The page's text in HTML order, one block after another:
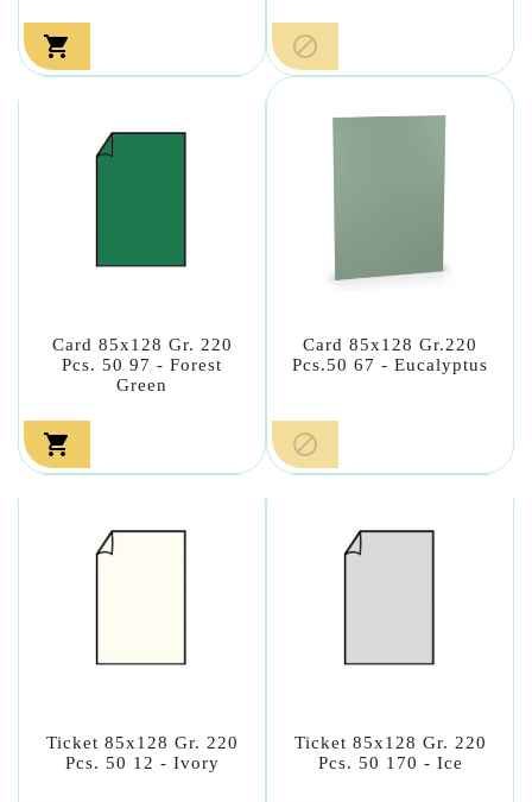
 
Card 85x128 Gr. 220
Pcs. 50 97 - Forest
Green

Card 85x128 Gr.220
Pcs.50 67 - Eucalyptus

Ticket 85x128 Gr. 220
Pcs. 50 12 - Ivory
Ticket 85x128 Gr. 220
Pcs. 50 170 - Ice